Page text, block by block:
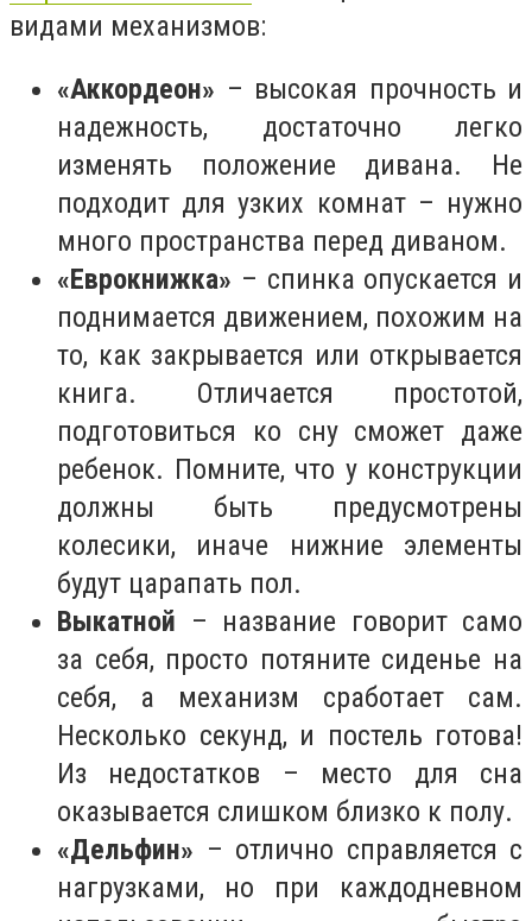
видами механизмов:
«Аккордеон» – высокая прочность и
надежность, достаточно легко
изменять положение дивана. Не
подходит для узких комнат – нужно
много пространства перед диваном.
«Еврокнижка» – спинка опускается и
поднимается движением, похожим на
то, как закрывается или открывается
книга. Отличается простотой,
подготовиться ко сну сможет даже
ребенок. Помните, что у конструкции
должны быть предусмотрены
колесики, иначе нижние элементы
будут царапать пол.
Выкатной – название говорит само
за себя, просто потяните сиденье на
себя, а механизм сработает сам.
Несколько секунд, и постель готова!
Из недостатков – место для сна
оказывается слишком близко к полу.
«Дельфин» – отлично справляется с
нагрузками, но при каждодневном